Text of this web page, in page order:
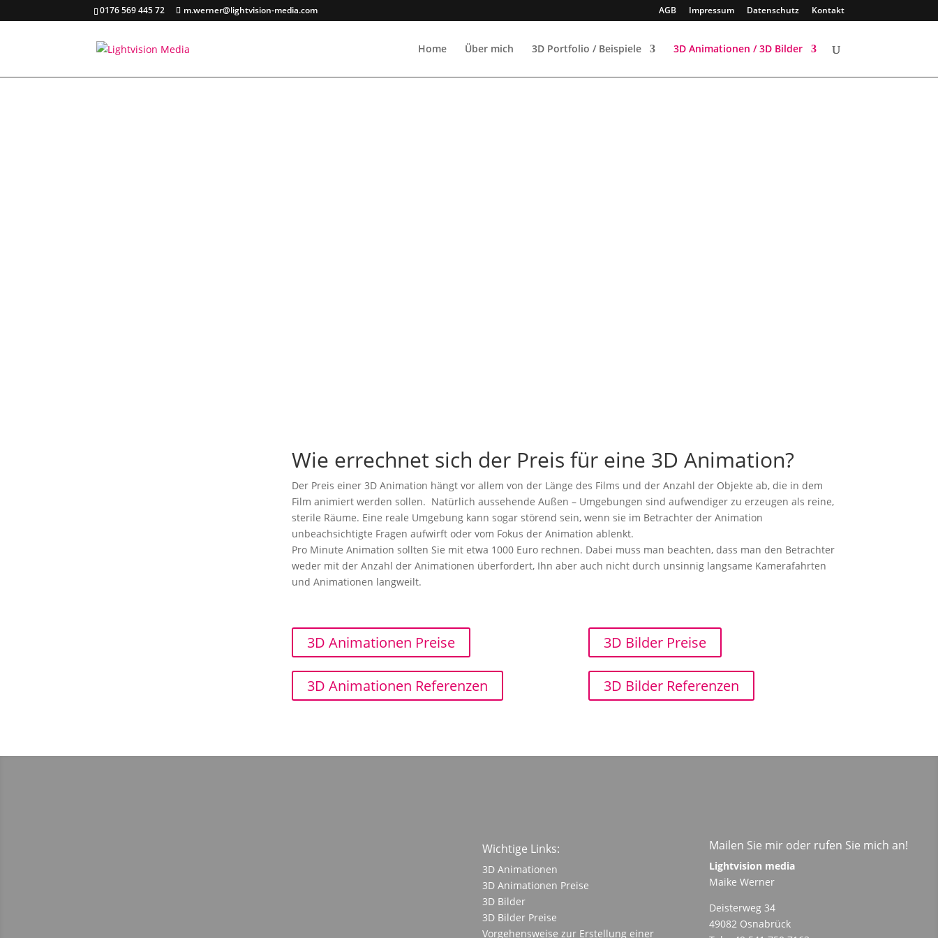
0176 569 445 72 m.werner@lightvision-media.com AGB Impressum Datenschutz Kontakt
Home Über mich 3D Portfolio / Beispiele 3D Animationen / 3D Bilder
Wie errechnet sich der Preis für eine 3D Animation?
Der Preis einer 3D Animation hängt vor allem von der Länge des Films und der Anzahl der Objekte ab, die in dem
Film animiert werden sollen. Natürlich aussehende Außen – Umgebungen sind aufwendiger zu erzeugen als reine,
sterile Räume. Eine reale Umgebung kann sogar störend sein, wenn sie im Betrachter der Animation
unbeachsichtigte Fragen aufwirft oder vom Fokus der Animation ablenkt.
Pro Minute Animation sollten Sie mit etwa 1000 Euro rechnen. Dabei muss man beachten, dass man den Betrachter
weder mit der Anzahl der Animationen überfordert, Ihn aber auch nicht durch unsinnig langsame Kamerafahrten
und Animationen langweilt.
3D Animationen Preise
3D Animationen Referenzen
3D Bilder Preise
3D Bilder Referenzen
Wichtige Links:
3D Animationen
3D Animationen Preise
3D Bilder
3D Bilder Preise
Vorgehensweise zur Erstellung einer
Mailen Sie mir oder rufen Sie mich an!
Lightvision media
Maike Werner
Deisterweg 34
49082 Osnabrück